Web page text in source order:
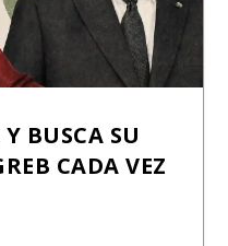
BUSCA SU
CADA VEZ